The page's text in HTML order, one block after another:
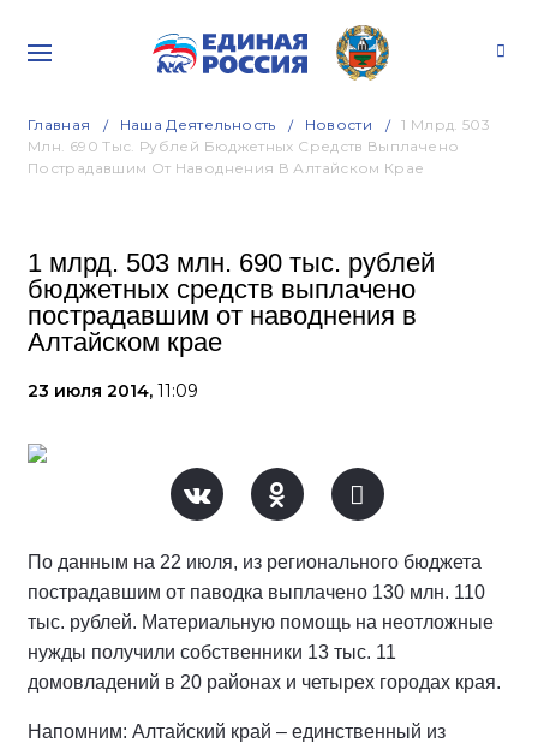
Главная Наша Деятельность Новости
1 Млрд. 503
Млн. 690 Тыс. Рублей Бюджетных Средств Выплачено
Пострадавшим От Наводнения В Алтайском Крае
1 млрд. 503 млн. 690 тыс. рублей
бюджетных средств выплачено
пострадавшим от наводнения в
Алтайском крае
23 июля 2014, 11:09
По данным на 22 июля, из регионального бюджета
пострадавшим от паводка выплачено 130 млн. 110
тыс. рублей. Материальную помощь на неотложные
нужды получили собственники 13 тыс. 11
домовладений в 20 районах и четырех городах края.
Напомним: Алтайский край – единственный из